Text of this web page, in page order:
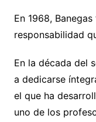
En 1968,
responsabilidad
En la década del
a dedicarse
el que ha
uno de los